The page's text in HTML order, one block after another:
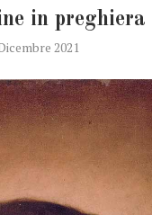
in preghiera
2021